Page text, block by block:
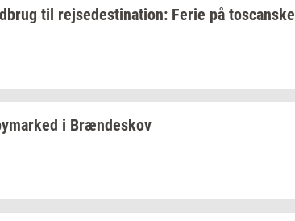
til rej­se­desti­na­tion: Ferie på toscan­ske
i Bræn­de­skov